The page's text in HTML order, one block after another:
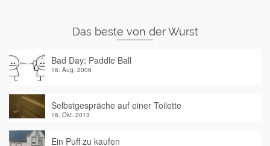
Das beste von der Wurst
Bad Day: Paddle Ball
16. Aug. 2006
Selbstgespräche auf einer Toilette
16. Okt. 2013
Ein Puff zu kaufen